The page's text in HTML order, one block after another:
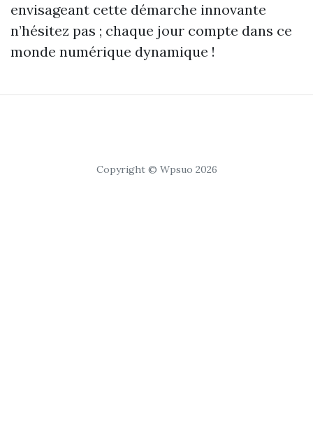
envisageant cette démarche innovante
n’hésitez pas ; chaque jour compte dans ce
monde numérique dynamique !
Copyright © Wpsuo 2026